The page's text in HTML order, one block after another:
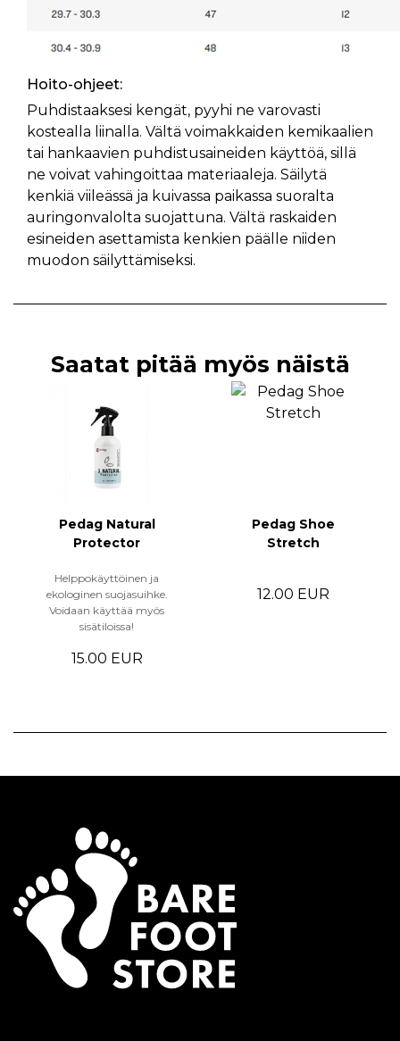
Hoito-ohjeet:
Puhdistaaksesi kengät, pyyhi ne varovasti
kostealla liinalla. Vältä voimakkaiden kemikaalien
tai hankaavien puhdistusaineiden käyttöä, sillä
ne voivat vahingoittaa materiaaleja. Säilytä
kenkiä viileässä ja kuivassa paikassa suoralta
auringonvalolta suojattuna. Vältä raskaiden
esineiden asettamista kenkien päälle niiden
muodon säilyttämiseksi.
Saatat pitää myös näistä
Pedag Natural
Protector
Helppokäyttöinen ja
ekologinen suojasuihke.
Voidaan käyttää myös
sisätiloissa!
15.00 EUR
Pedag Shoe
Stretch
12.00 EUR